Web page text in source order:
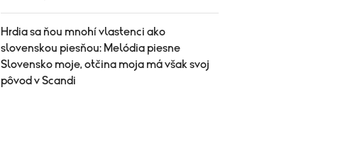
Hrdia sa ňou mnohí vlastenci ako
slovenskou piesňou: Melódia piesne
Slovensko moje, otčina moja má však svoj
pôvod v Scandi